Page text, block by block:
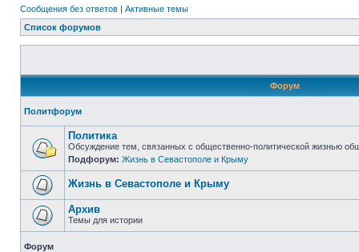
Сообщения без ответов | Активные темы
Список форумов
Форум
Политфорум
Политика
Обсуждение тем, связанных с общественно-политической жизнью
Подфорум: Жизнь в Севастополе и Крыму
Жизнь в Севастополе и Крыму
Архив
Темы для истории
Форум